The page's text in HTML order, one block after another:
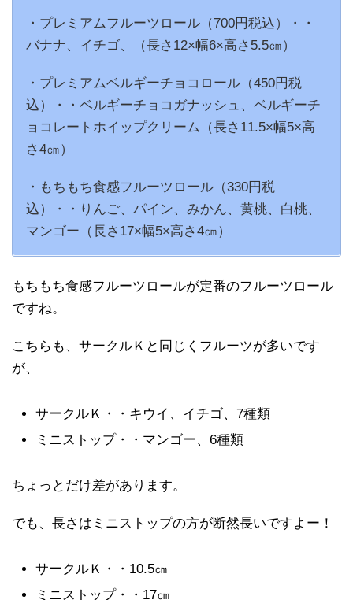
・プレミアムフルーツロール（700円税込）・・
バナナ、イチゴ、（長さ12×幅6×高さ5.5㎝）
・プレミアムベルギーチョコロール（450円税
込）・・ベルギーチョコガナッシュ、ベルギーチ
ョコレートホイップクリーム（長さ11.5×幅5×高
さ4㎝）
・もちもち食感フルーツロール（330円税
込）・・りんご、パイン、みかん、黄桃、白桃、
マンゴー（長さ17×幅5×高さ4㎝）
もちもち食感フルーツロールが定番のフルーツロール
ですね。
こちらも、サークルＫと同じくフルーツが多いです
が、
サークルＫ・・キウイ、イチゴ、7種類
ミニストップ・・マンゴー、6種類
ちょっとだけ差があります。
でも、長さはミニストップの方が断然長いですよー！
サークルＫ・・10.5㎝
ミニストップ・・17㎝